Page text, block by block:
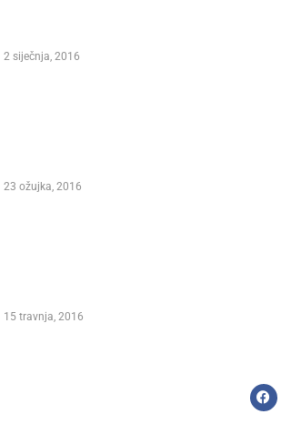
2 siječnja, 2016
23 ožujka, 2016
15 travnja, 2016